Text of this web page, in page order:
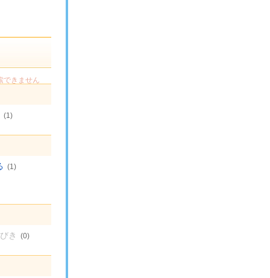
できません
(1)
(1)
き (0)